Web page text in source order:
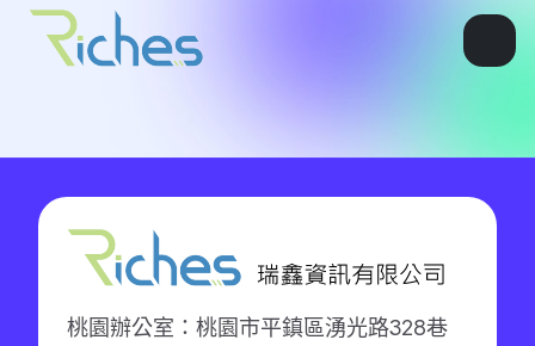
桃園辦公室：桃園市平鎮區湧光路328巷